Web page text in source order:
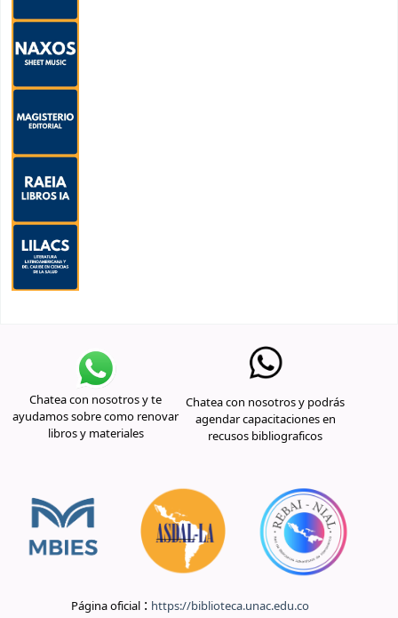
Chatea con nosotros y te
ayudamos sobre como renovar
libros y materiales
Chatea con nosotros y podrás
agendar capacitaciones en
recusos bibliograficos
Página oficial : https://biblioteca.unac.edu.co